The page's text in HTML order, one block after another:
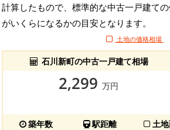
計算したもので、標準的な中古一戸建て
がいくらになるかの目安となります。
土地の価格相場
石川新町の中古一戸建て相場
2,299 万円
築年数 駅距離 土